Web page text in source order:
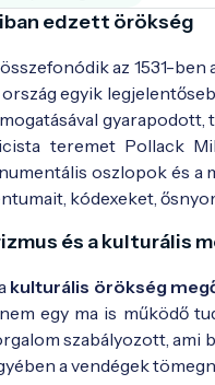
edzett örökség
az 1531-
egyik
teremet Pollack
oszlopok és
kódexeket,
és a kulturális
kulturális örökség
egy ma is működő
szabályozott,
a vendégek